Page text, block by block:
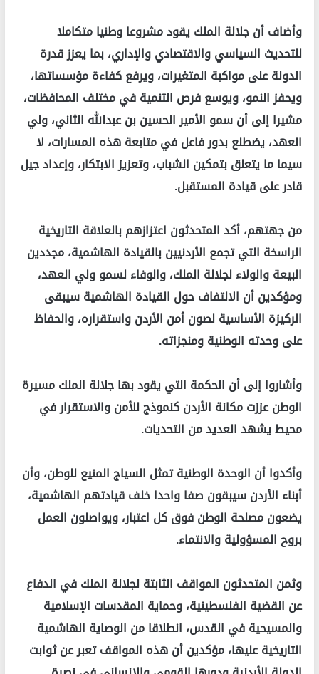
وأضاف أن جلالة الملك يقود مشروعا وطنيا متكاملا
للتحديث السياسي والاقتصادي والإداري، بما يعزز قدرة
الدولة على مواكبة المتغيرات، ويرفع كفاءة مؤسساتها،
ويحفز النمو، ويوسع فرص التنمية في مختلف المحافظات،
مشيرا إلى أن سمو الأمير الحسين بن عبدالله الثاني، ولي
العهد، يضطلع بدور فاعل في متابعة هذه المسارات، لا
سيما ما يتعلق بتمكين الشباب، وتعزيز الابتكار، وإعداد جيل
قادر على قيادة المستقبل.
من جهتهم، أكد المتحدثون اعتزازهم بالعلاقة التاريخية
الراسخة التي تجمع الأردنيين بالقيادة الهاشمية، مجددين
البيعة والولاء لجلالة الملك، والوفاء لسمو ولي العهد،
ومؤكدين أن الالتفاف حول القيادة الهاشمية سيبقى
الركيزة الأساسية لصون أمن الأردن واستقراره، والحفاظ
على وحدته الوطنية ومنجزاته.
وأشاروا إلى أن الحكمة التي يقود بها جلالة الملك مسيرة
الوطن عززت مكانة الأردن كنموذج للأمن والاستقرار في
محيط يشهد العديد من التحديات.
وأكدوا أن الوحدة الوطنية تمثل السياج المنيع للوطن، وأن
أبناء الأردن سيبقون صفا واحدا خلف قيادتهم الهاشمية،
يضعون مصلحة الوطن فوق كل اعتبار، ويواصلون العمل
بروح المسؤولية والانتماء.
وثمن المتحدثون المواقف الثابتة لجلالة الملك في الدفاع
عن القضية الفلسطينية، وحماية المقدسات الإسلامية
والمسيحية في القدس، انطلاقا من الوصاية الهاشمية
التاريخية عليها، مؤكدين أن هذه المواقف تعبر عن ثوابت